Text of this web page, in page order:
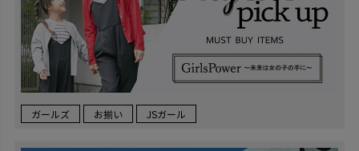
ガールズ お揃い JSガール